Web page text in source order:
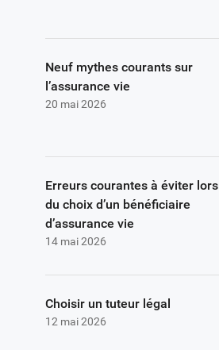
20 mai 2026
Neuf mythes courants sur
l’assurance vie
14 mai 2026
Erreurs courantes à éviter lors
du choix d’un bénéficiaire
d’assurance vie
12 mai 2026
Choisir un tuteur légal